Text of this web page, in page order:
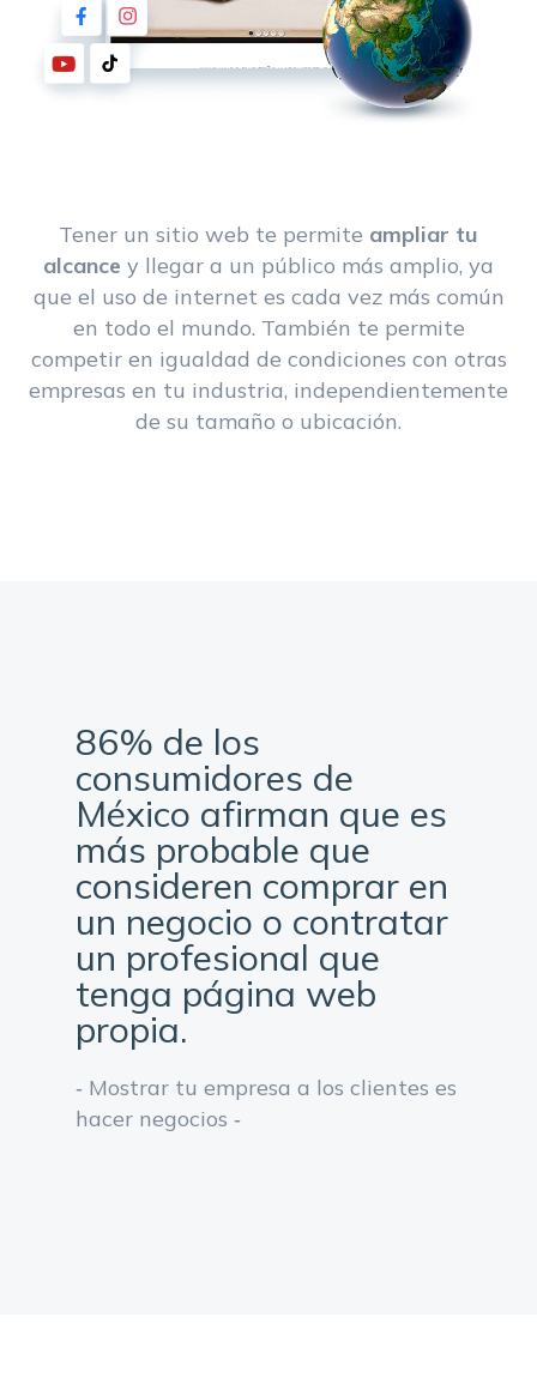
Tener un sitio web te permite ampliar tu
alcance y llegar a un público más amplio, ya
que el uso de internet es cada vez más común
en todo el mundo. También te permite
competir en igualdad de condiciones con otras
empresas en tu industria, independientemente
de su tamaño o ubicación.
86% de los
consumidores de
México afirman que es
más probable que
consideren comprar en
un negocio o contratar
un profesional que
tenga página web
propia.
- Mostrar tu empresa a los clientes es
hacer negocios -